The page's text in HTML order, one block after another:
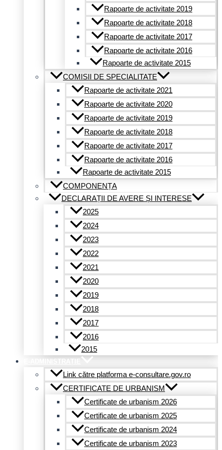
Rapoarte de activitate 2019
Rapoarte de activitate 2018
Rapoarte de activitate 2017
Rapoarte de activitate 2016
Rapoarte de activitate 2015
COMISII DE SPECIALITATE
Rapoarte de activitate 2021
Rapoarte de activitate 2020
Rapoarte de activitate 2019
Rapoarte de activitate 2018
Rapoarte de activitate 2017
Rapoarte de activitate 2016
Rapoarte de activitate 2015
COMPONENȚA
DECLARAȚII DE AVERE ȘI INTERESE
2025
2024
2023
2022
2021
2020
2019
2018
2017
2016
2015
Link către platforma e-consultare.gov.ro
CERTIFICATE DE URBANISM
Certificate de urbanism 2026
Certificate de urbanism 2025
Certificate de urbanism 2024
Certificate de urbanism 2023